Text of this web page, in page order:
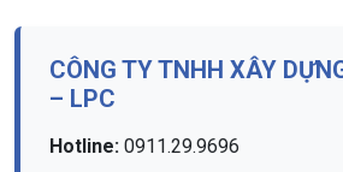
CÔNG TY TNHH XÂY
– LPC
Hotline: 0911.29.9696